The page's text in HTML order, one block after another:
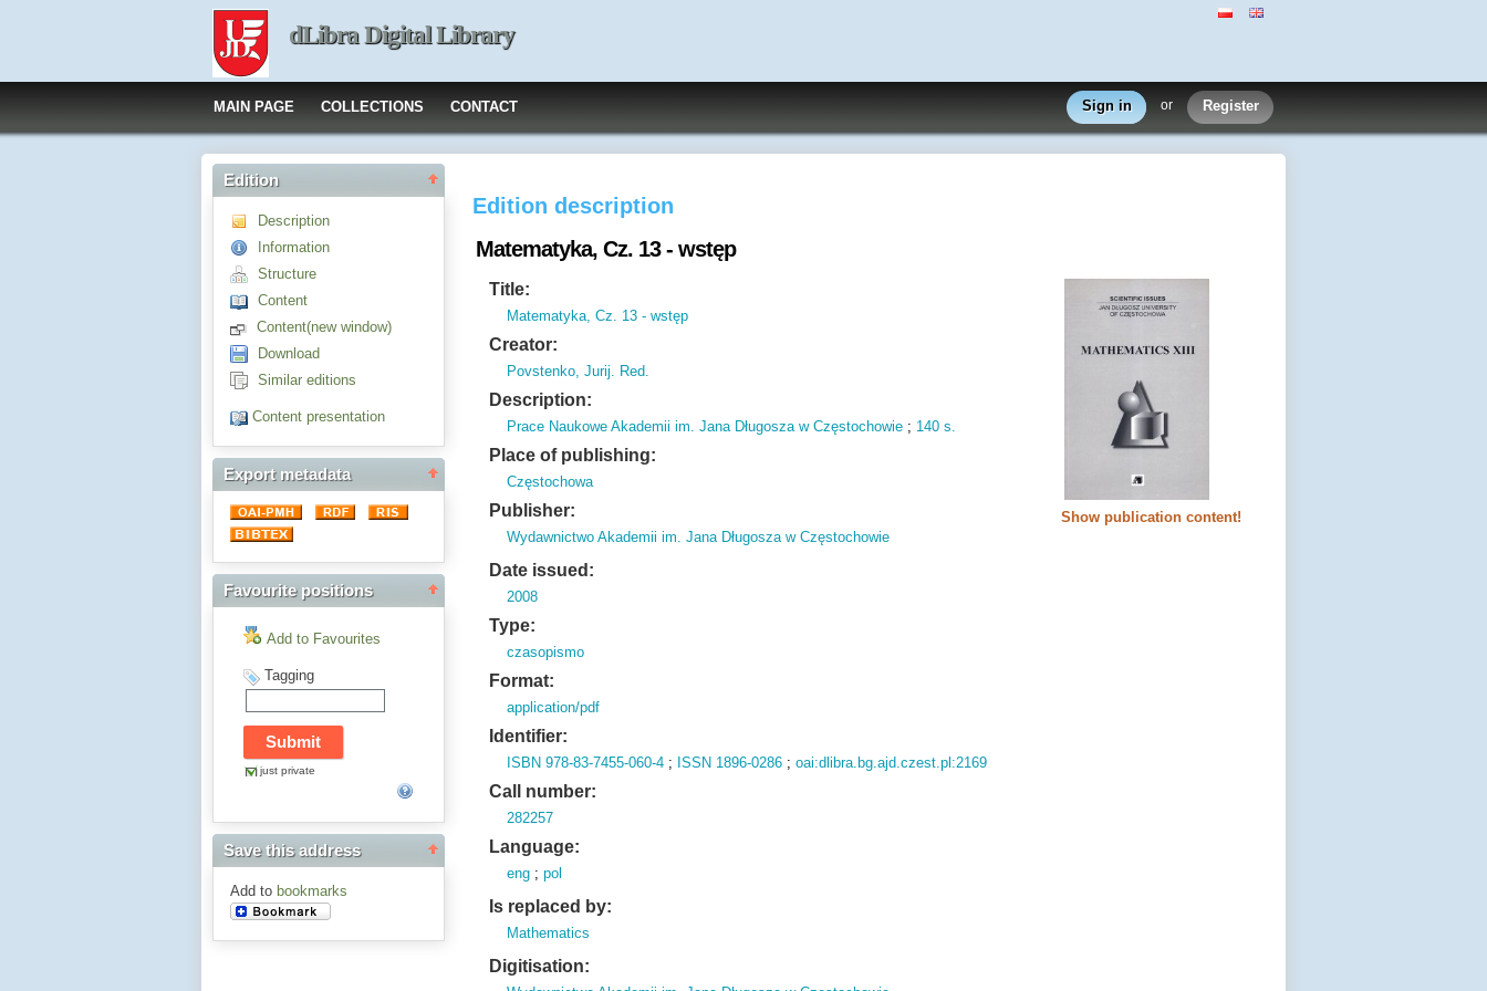
dLibra Digital Library
MAIN PAGE COLLECTIONS CONTACT Sign in or Register
Edition
Description
Information
Structure
Content
Content(new window)
Download
Similar editions
Content presentation
Export metadata
Favourite positions
Add to Favourites
Tagging
just private
Save this address
Add to bookmarks
Edition description
Matematyka, Cz. 13 - wstęp
Show publication content!
Title:
Matematyka, Cz. 13 - wstęp
Creator:
Povstenko, Jurij. Red.
Description:
Prace Naukowe Akademii im. Jana Długosza w Częstochowie ; 140 s.
Place of publishing:
Częstochowa
Publisher:
Wydawnictwo Akademii im. Jana Długosza w Częstochowie
Date issued:
2008
Type:
czasopismo
Format:
application/pdf
Identifier:
ISBN 978-83-7455-060-4 ; ISSN 1896-0286 ;oai:dlibra.bg.ajd.czest.pl:2169
Call number:
282257
Language:
eng ;pol
Is replaced by:
Mathematics
Digitisation: